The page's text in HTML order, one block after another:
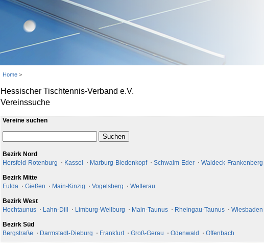
Home >
Hessischer Tischtennis-Verband e.V.
Vereinssuche
Vereine suchen
Bezirk Nord
Hersfeld-Rotenburg
Kassel Marburg-Biedenkopf Schwalm-Eder Waldeck-Frankenberg
Bezirk Mitte
Fulda
Gießen Main-Kinzig Vogelsberg Wetterau
Bezirk West
Hochtaunus
Lahn-Dill Limburg-Weilburg Main-Taunus Rheingau-Taunus Wiesbaden
Bezirk Süd
Bergstraße
Darmstadt-Dieburg Frankfurt Groß-Gerau Odenwald Offenbach